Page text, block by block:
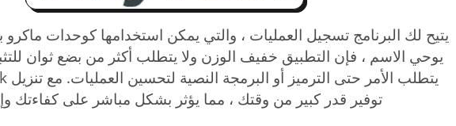
يتيح لك البرنامج تسجيل العمليات ، والتي يمكن استخدامها كوحدات ماكرو
يوحي الاسم ، فإن التطبيق خفيف الوزن ولا يتطلب أكثر من بضع ثوان
توفير قدر كبير من وقتك ، مما يؤثر بشكل مباشر على كفاءتك